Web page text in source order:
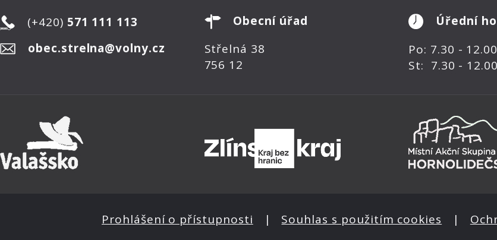
(+420) 571 111 113
obec.strelna@volny.cz
Obecní úřad
Střelná 38
756 12
Úřední
Po: 7.30 -
St: 7.30 -
Prohlášení o přístupnosti | Souhlas s použitím cookies |